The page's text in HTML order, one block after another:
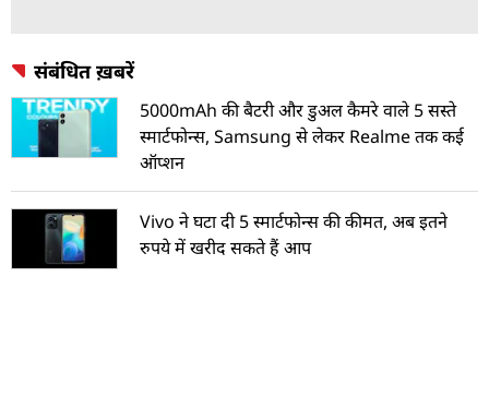
संबंधित ख़बरें
5000mAh की बैटरी और डुअल कैमरे वाले 5 सस्ते
स्मार्टफोन्स, Samsung से लेकर Realme तक कई
ऑप्शन
Vivo ने घटा दी 5 स्मार्टफोन्स की कीमत, अब इतने
रुपये में खरीद सकते हैं आप